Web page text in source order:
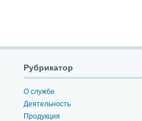
Рубрикатор
О службе
Деятельность
Продукция